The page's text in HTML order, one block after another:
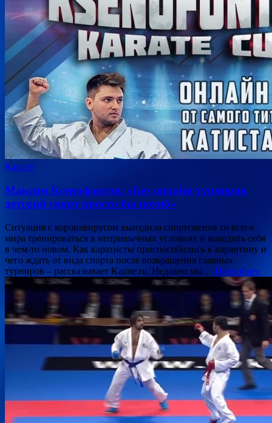
Карате
Максим Ксенофонтов: «Без онлайн-турниров
детский спорт просто бы погиб»
Ситуация с коронавирусом вынудила спортсменов со всего
мира тренироваться в непривычных условиях и находить себя
в чем-то новом. Как каратисты приспособились к карантину и
чего ждать от вида спорта после возвращения главных
турниров – рассказывает Karate.ru. Недавно мы… Подробнее